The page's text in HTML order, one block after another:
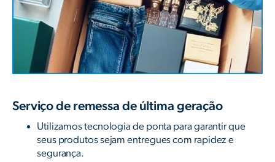
Serviço de remessa de última geração
Utilizamos tecnologia de ponta para garantir que
seus produtos sejam entregues com rapidez e
segurança.